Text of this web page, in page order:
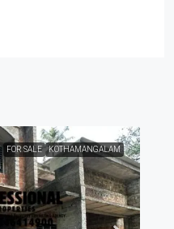
FOR SALE KOTHAMANGALAM